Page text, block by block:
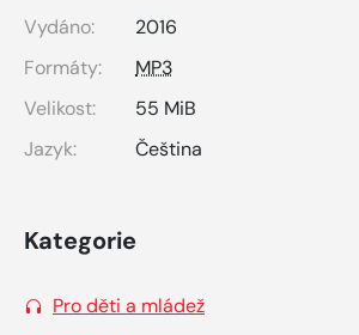
Vydáno:
2016
Formáty:
MP3
Velikost:
55 MiB
Jazyk:
Čeština
Kategorie
Pro děti a mládež